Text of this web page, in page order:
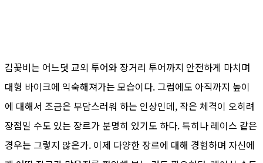
김꽃비는 어느덧 교외 투어와 장거리 투어까지 안전하게 마치며
대형 바이크에 익숙해져가는 모습이다. 그럼에도 아직까지 높이
에 대해서 조금은 부담스러워 하는 인상인데, 작은 체격이 오히려
장점일 수도 있는 장르가 분명히 있기도 하다. 특히나 레이스 같은
경우는 그렇지 않은가. 이제 다양한 장르에 대해 경험하며 자신에